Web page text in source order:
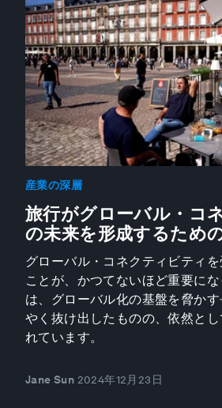
産業の深層
旅行がグローバル・コ
の未来を形成するため
グローバル・コネクティビティ
ことが、かつてないほど重要に
は、グローバル化の基盤を脅か
やく抜け出したものの、依然と
れています。
Jane Sun 2024年12月23日